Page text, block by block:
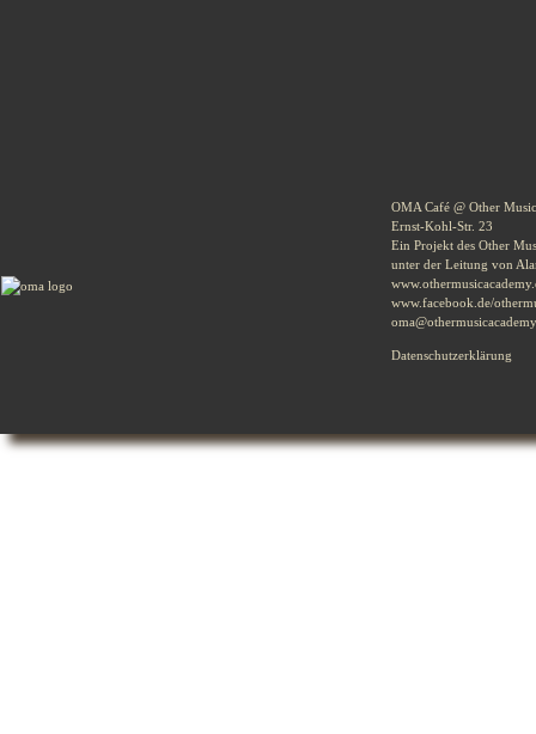
OMA Café @ Other
Ernst-Kohl-Str. 23
Ein Projekt des Other
unter der Leitung von
www.facebook.de/
Datenschutzerklärung